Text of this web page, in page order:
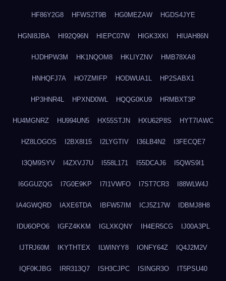
HF86Y2G8 HFWS2T9B HG0MEZAW HGDS4JYE
HGNI8JBA HI92Q96N HIEPC07W HIGK3XKI HIUAH86N
HJDHPW3M HK1NQOM8 HKLIYZNV HMB78XA8
HNHQFJ7A HO7ZMIFP HODWUA1L HP2SABX1
HP3HNR4L HPXND0WL HQQG0KU9 HRMBXT3P
HU4MGNRZ HU994UN5 HX55STJN HXU62P8S HYT7IAWC
HZ8LOGOS I2BX8I15 I2LYGTIV I36LB4N2 I3FECQE7
I3QM9SYV I4ZXVJ7U I558L171 I55DCAJ6 I5QWS9I1
I6GGUZQG I7G0E9KP I7I1VWFO I7ST7CR3 I88WLW4J
IA4GWQRD IAXE6TDA IBFW57IM ICJ5Z17W IDBMJ8H8
IDU6OPO6 IGFZ4KKM IGLXKQNY IH4ER5CG IJ00A3PL
IJTRJ60M IKYTHTEX ILWINYY8 IONFY64Z IQ4J2M2V
IQF0KJBG IRR313Q7 ISH3CJPC ISINGR3O IT5PSU40